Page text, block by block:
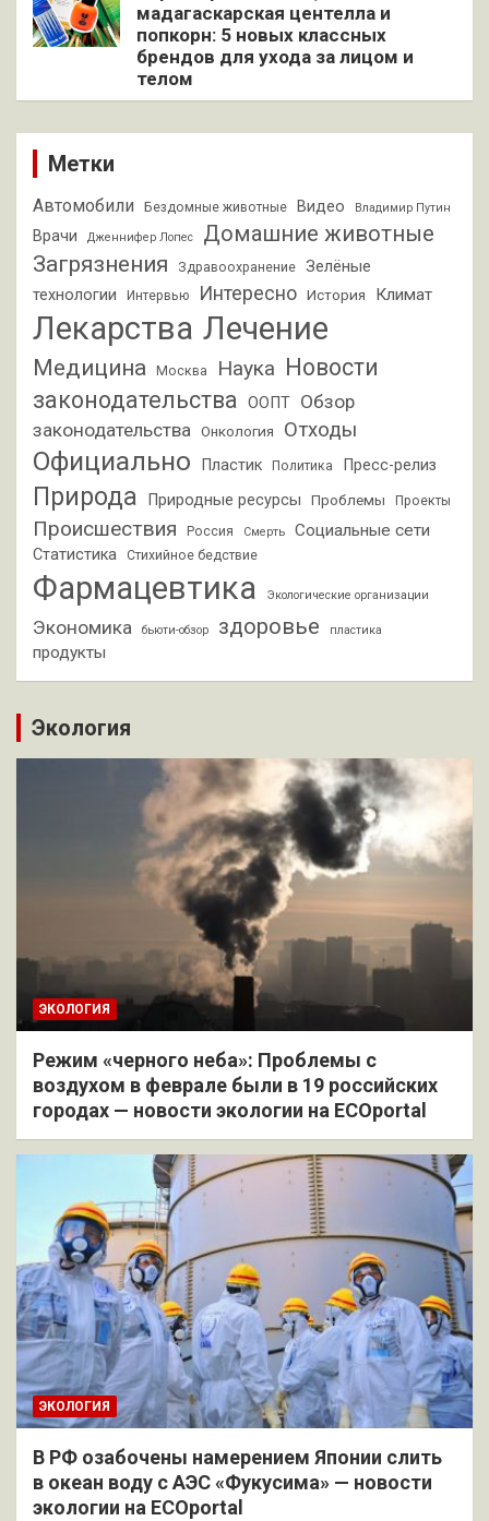
мадагаскарская центелла и
попкорн: 5 новых классных
брендов для ухода за лицом и
телом
Метки
Автомобили Бездомные животные Видео Владимир Путин
Врачи Дженнифер Лопес
Домашние животные
Загрязнения
Здравоохранение
Зелёные
технологии
Интервью Интересно История Климат
Лекарства Лечение
Медицина Москва Наука Новости
законодательства
ООПТ Обзор
законодательства
Онкология Отходы
Официально Пластик Политика Пресс-релиз
Природа Природные ресурсы Проблемы Проекты
Происшествия Россия Смерть Социальные сети
Статистика Стихийное бедствие
Фармацевтика Экологические организации
Экономика бьюти-обзор здоровье пластика
продукты
Экология
ЭКОЛОГИЯ
Режим «черного неба»: Проблемы с
воздухом в феврале были в 19 российских
городах — новости экологии на ECOportal
ЭКОЛОГИЯ
В РФ озабочены намерением Японии слить
в океан воду с АЭС «Фукусима» — новости
экологии на ECOportal